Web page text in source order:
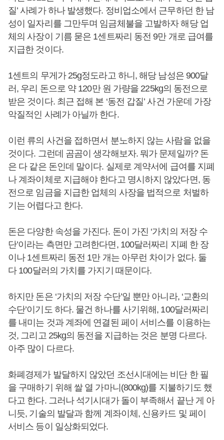
질’ 사례가 하나 발생했다. 정비업소에서 근무하던 한 남
성이 일자리를 그만두며 임금체불을 고발하자 해당 업
체의 사장이 기름 묻은 1센트짜리 동전 9만 개로 급여를
지급한 것이다.
1센트의 무게가 25g정도라고 하니, 해당 남성은 900달
러, 우리 돈으로 약 120만 원 가량을 225kg의 동전으로
받은 것이다. 최근 접해 본 ‘동전 갑질’ 사건 가운데 가장
악질적인 사례가 아닐까 한다.
이런 류의 사건을 접하면서 분노하지 않는 사람을 없을
것이다. 그런데 곰곰이 생각해보자. 뭐가 문제일까? 돈
은 다 같은 돈인데 말이다. 실제로 계약서에 급여를 지폐
나 계좌이체로 지급해야 한다고 명시하지 않았다면, 동
전으로 임금을 지급한 업체의 사장을 법적으로 처벌하
기는 어렵다고 한다.
돈은 다양한 속성을 가진다. 돈이 가진 ‘가치의 저장 수
단’이라는 측면만 고려한다면, 100달러짜리 지폐 한 장
이나 1센트짜리 동전 1만 개는 아무런 차이가 없다. 둘
다 100달러의 가치를 가지기 때문이다.
하지만 돈은 ‘가치의 저장 수단’일 뿐만 아니라, ‘교환의
수단’이기도 하다. 물건 하나를 사기위해, 100달러짜리
를 내미는 것과 계좌에 연결된 페이 서비스를 이용하는
것, 그리고 25kg의 동전을 지급하는 것은 분명 다르다.
아주 많이 다르다.
화폐경제가 발달하지 않았던 조선시대에는 비단 한 필
을 구매하기 위해 쌀 열 가마니(800kg)를 지불하기도 했
다고 한다. 그러나 석기시대가 돌이 부족해서 끝난 게 아
니듯, 기술의 발달과 함께 계좌이체, 신용카드 및 페이
서비스 등이 일상화되었다.